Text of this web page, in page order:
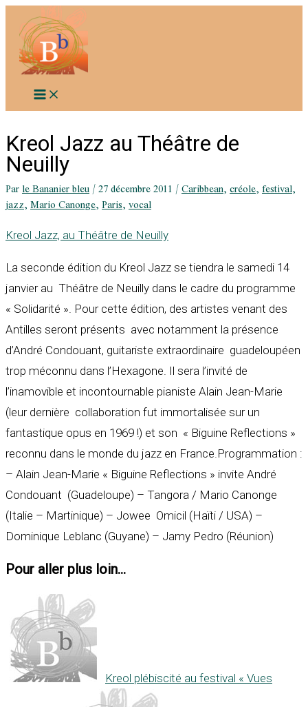
contenu
Kreol Jazz au Théâtre de
Neuilly
Parle Bananier bleu/27 décembre 2011/Caribbean,créole,festival,
jazz,Mario Canonge,Paris,vocal
Kreol Jazz, au Théâtre de Neuilly
La seconde édition du Kreol Jazz se tiendra le samedi 14
janvier au Théâtre de Neuilly dans le cadre du programme
« Solidarité ». Pour cette édition, des artistes venant des
Antilles seront présents avec notamment la présence
d’André Condouant, guitariste extraordinaire guadeloupéen
trop méconnu dans l’Hexagone. Il sera l’invité de
l’inamovible et incontournable pianiste Alain Jean-Marie
(leur dernière collaboration fut immortalisée sur un
fantastique opus en 1969 !) et son « Biguine Reflections »
reconnu dans le monde du jazz en France.Programmation :
– Alain Jean-Marie « Biguine Reflections » invite André
Condouant (Guadeloupe) – Tangora / Mario Canonge
(Italie – Martinique) – Jowee Omicil (Haïti / USA) –
Dominique Leblanc (Guyane) – Jamy Pedro (Réunion)
Pour aller plus loin...
Kreol plébiscité au festival « Vues